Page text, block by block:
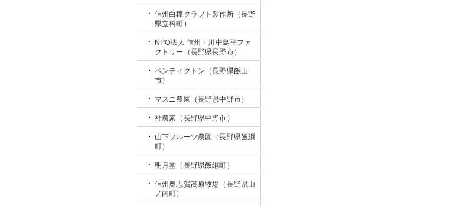
信州白樺クラフト製作所（長野
県立科町）
NPO法人 信州・川中島平ファ
クトリー（長野県長野市）
ペンティクトン（長野県飯山
市）
マスニ農園（長野県中野市）
神農素（長野県中野市）
山下フルーツ農園（長野県飯綱
町）
明月堂（長野県飯綱町）
信州奥志賀高原牧場（長野県山
ノ内町）